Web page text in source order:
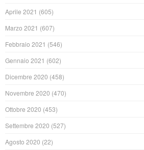
Aprile 2021 (605)
Marzo 2021 (607)
Febbraio 2021 (546)
Gennaio 2021 (602)
Dicembre 2020 (458)
Novembre 2020 (470)
Ottobre 2020 (453)
Settembre 2020 (527)
Agosto 2020 (22)